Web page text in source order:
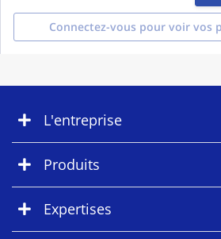
Connectez-vous pour voir vos
L'entreprise
Produits
Expertises